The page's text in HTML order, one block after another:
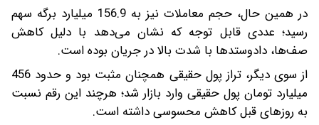
در همین حال، حجم معاملات نیز به 156.9 میلیارد برگه سهم
رسید؛ عددی قابل توجه که نشان می‌دهد با دلیل کاهش
صف‌ها، دادوستدها با شدت بالا در جریان بوده است.
از سوی دیگر، تراز پول حقیقی همچنان مثبت بود و حدود 456
میلیارد تومان پول حقیقی وارد بازار شد؛ هرچند این رقم نسبت
به روزهای قبل کاهش محسوسی داشته است.